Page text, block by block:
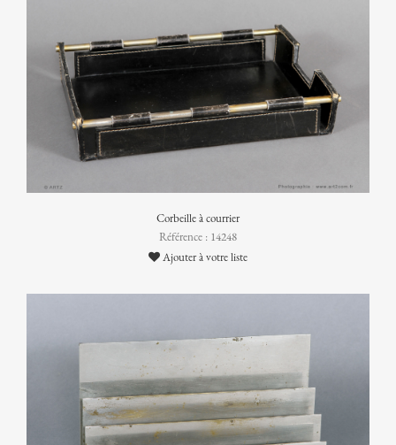
Corbeille à courrier
Référence : 14248
Ajouter à votre liste